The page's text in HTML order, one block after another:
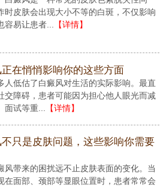
时皮肤会出现大小不等的白斑，不仅影响
容易让患者...
【详情】
在悄悄影响你的这些方面
人低估了白癜风对生活的实际影响。最直
交障碍，患者可能因为担心他人眼光而减
面试等重...
【详情】
只是皮肤问题，这些影响你需要
风带来的困扰远不止皮肤表面的变化。当
在面部、颈部等显眼位置时，患者常常会